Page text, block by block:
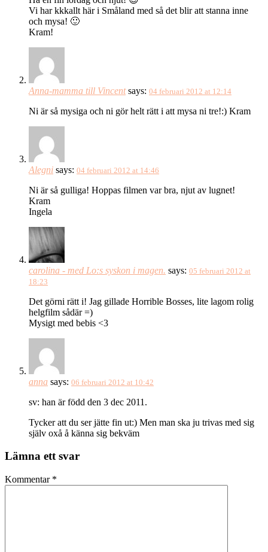
Vi har kkkallt här i Småland med så det blir att stanna inne
och mysa! 🙂
Kram!
Anna-mamma till Vincent says: 04 februari 2012 at 12:14
Ni är så mysiga och ni gör helt rätt i att mysa ni tre!:) Kram
Alegni says: 04 februari 2012 at 14:46
Ni är så gulliga! Hoppas filmen var bra, njut av lugnet!
Kram
Ingela
carolina - med Lo:s syskon i magen. says: 05 februari 2012 at
18:23
Det görni rätt i! Jag gillade Horrible Bosses, lite lagom rolig
helgfilm sådär =)
Mysigt med bebis <3
anna says: 06 februari 2012 at 10:42
sv: han är född den 3 dec 2011.
Tycker att du ser jätte fin ut:) Men man ska ju trivas med sig
själv oxå å känna sig bekväm
Lämna ett svar
Kommentar *